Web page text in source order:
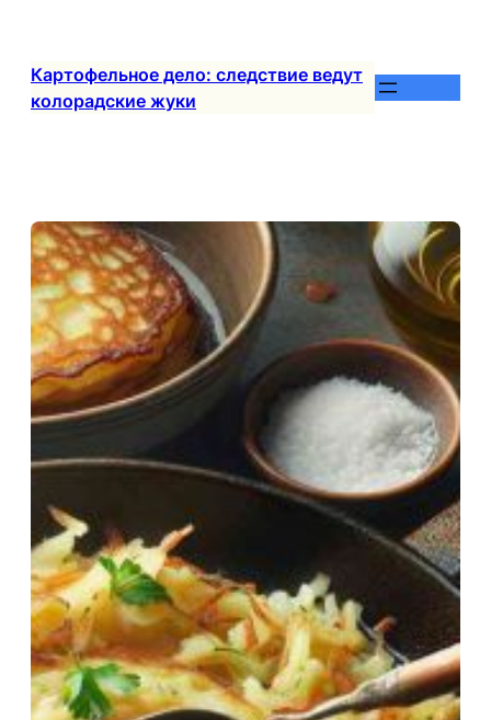
содержимому
Картофельное дело: следствие ведут
колорадские жуки